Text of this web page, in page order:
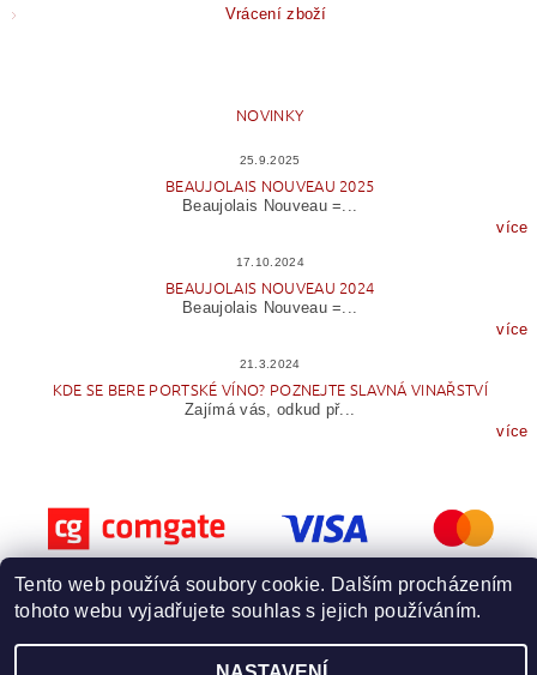
Vrácení zboží
NOVINKY
25.9.2025
BEAUJOLAIS NOUVEAU 2025
Beaujolais Nouveau =...
více
17.10.2024
BEAUJOLAIS NOUVEAU 2024
Beaujolais Nouveau =...
více
21.3.2024
KDE SE BERE PORTSKÉ VÍNO? POZNEJTE SLAVNÁ VINAŘSTVÍ
Zajímá vás, odkud př...
více
Vytvořil Shoptet
Tento web používá soubory cookie. Dalším procházením
tohoto webu vyjadřujete souhlas s jejich používáním.